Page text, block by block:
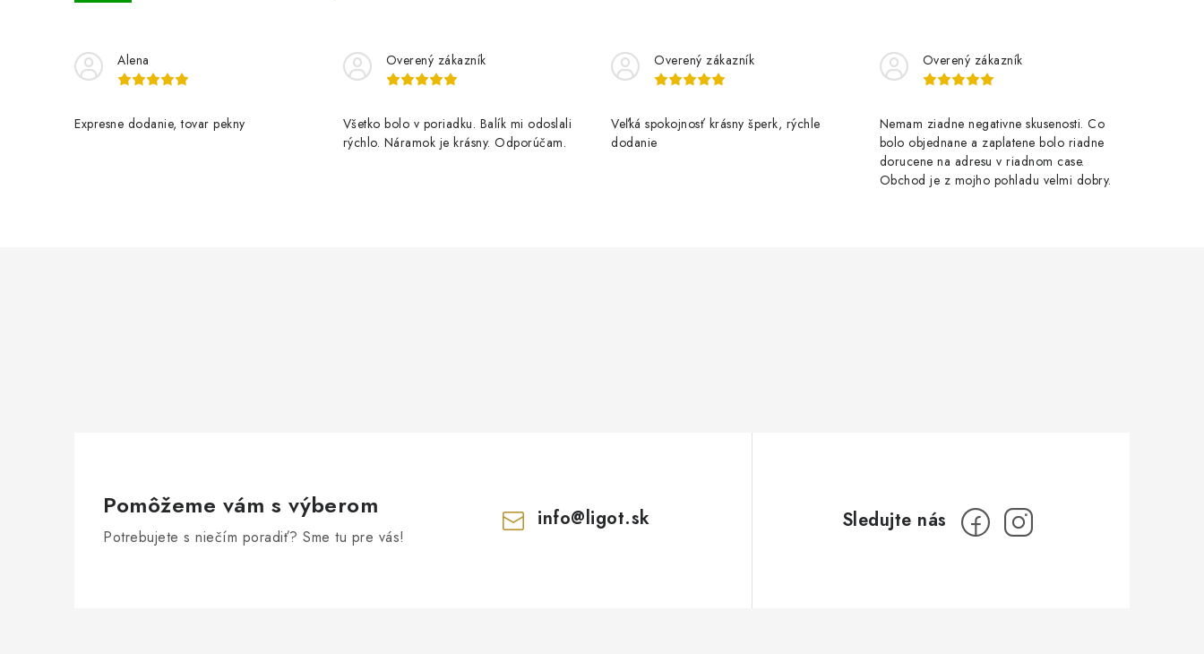
Alena
Expresne dodanie, tovar pekny
Overený zákazník
Všetko bolo v poriadku. Balík mi odoslali
rýchlo. Náramok je krásny. Odporúčam.
Overený zákazník
Veľká spokojnosť krásny šperk, rýchle
dodanie
Overený zákazník
Nemam ziadne negativne skusenosti. Co
bolo objednane a zaplatene bolo riadne
dorucene na adresu v riadnom case.
Obchod je z mojho pohladu velmi dobry.
Pomôžeme vám s výberom
Potrebujete s niečím poradiť? Sme tu pre vás!
info@ligot.sk